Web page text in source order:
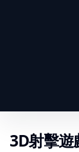
3D射擊遊